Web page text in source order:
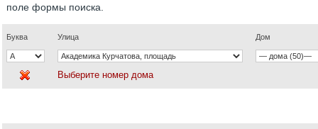
поле формы поиска.
Буква Улица Дом
Выберите номер дома